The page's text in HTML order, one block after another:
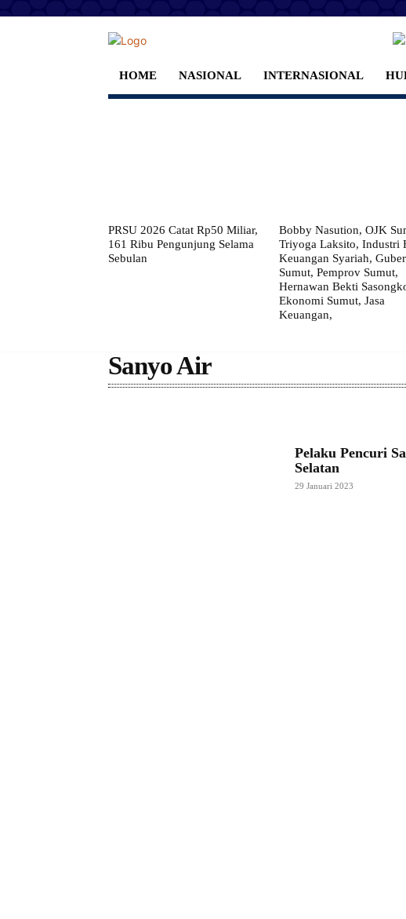
HOME NASIONAL INTERNASIONAL
PRSU 2026 Catat Rp50 Miliar,
161 Ribu Pengunjung Selama
Sebulan
Bobby Nasution, OJK
Triyoga Laksito, Industri
Keuangan Syariah,
Sumut, Pemprov Sumut,
Hernawan Bekti
Ekonomi Sumut, Jasa
Keuangan,
Sanyo Air
Pelaku Pencuri
Selatan
29 Januari 2023